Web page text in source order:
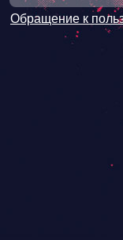
Обращение к